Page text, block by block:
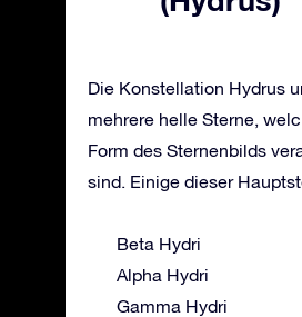
Die Konstellation Hydrus
mehrere helle Sterne,
Form des Sternenbilds
sind. Einige dieser
Beta Hydri
Alpha Hydri
Gamma Hydri